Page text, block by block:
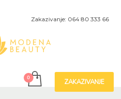
Zakazivanje: 064 80 333 66
ZAKAZIVANJE